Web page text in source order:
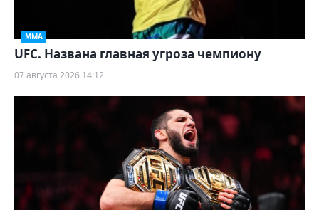
ММА
UFC. Названа главная угроза чемпиону
07 августа 2026 14:12